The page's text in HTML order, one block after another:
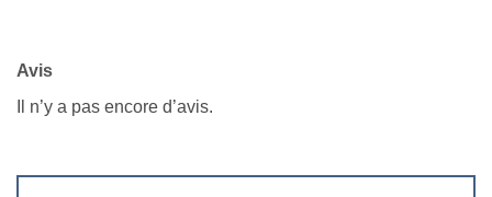
Avis
Il n’y a pas encore d’avis.